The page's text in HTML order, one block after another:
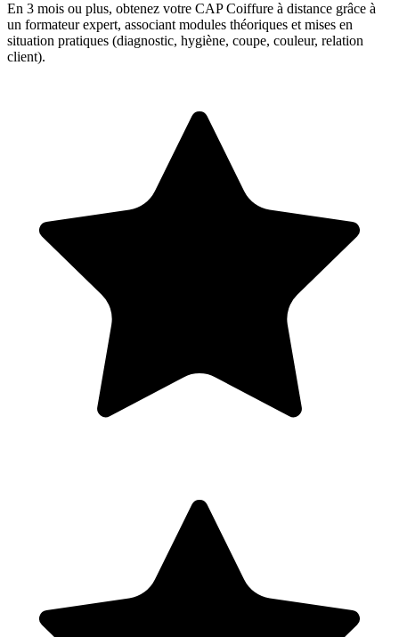
En 3 mois ou plus, obtenez votre CAP Coiffure à distance grâce à
un formateur expert, associant modules théoriques et mises en
situation pratiques (diagnostic, hygiène, coupe, couleur, relation
client).